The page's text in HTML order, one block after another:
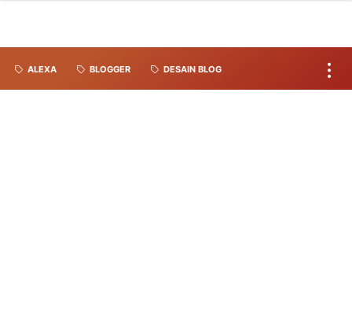
ALEXA BLOGGER DESAIN BLOG